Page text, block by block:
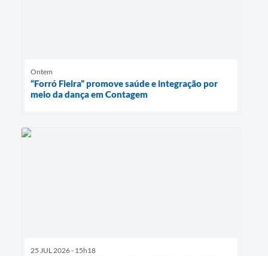
Ontem
“Forró Fieira” promove saúde e integração por
meio da dança em Contagem
25 JUL 2026 - 15h18